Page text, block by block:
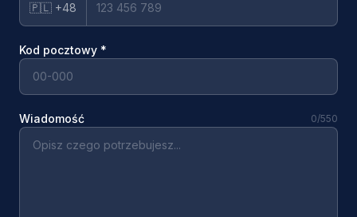
🇵🇱 +48
Kod pocztowy *
Wiadomość 0/550